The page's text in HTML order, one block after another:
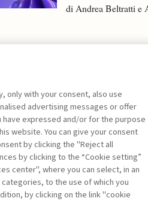
di Andrea Beltratti e
abbonati Premium
FacebookTwitterLinkedin
only with your consent, also use
advertising messages or offer
expressed and/or for the purpose
website. You can give your consent
by clicking the "Reject all
by clicking to the “Cookie setting”
center", where you can select, in an
to the use of which you
by clicking on the link "cookie